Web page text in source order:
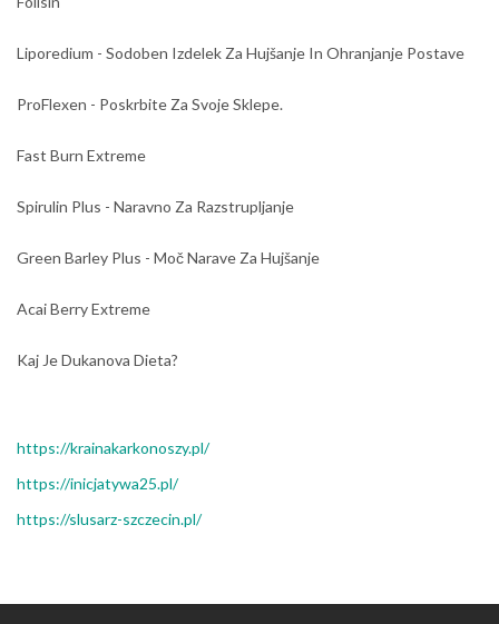
Liporedium - Sodoben Izdelek Za Hujšanje In Ohranjanje Postave
ProFlexen - Poskrbite Za Svoje Sklepe.
Fast Burn Extreme
Spirulin Plus - Naravno Za Razstrupljanje
Green Barley Plus - Moč Narave Za Hujšanje
Acai Berry Extreme
Kaj Je Dukanova Dieta?
https://krainakarkonoszy.pl/
https://inicjatywa25.pl/
https://slusarz-szczecin.pl/